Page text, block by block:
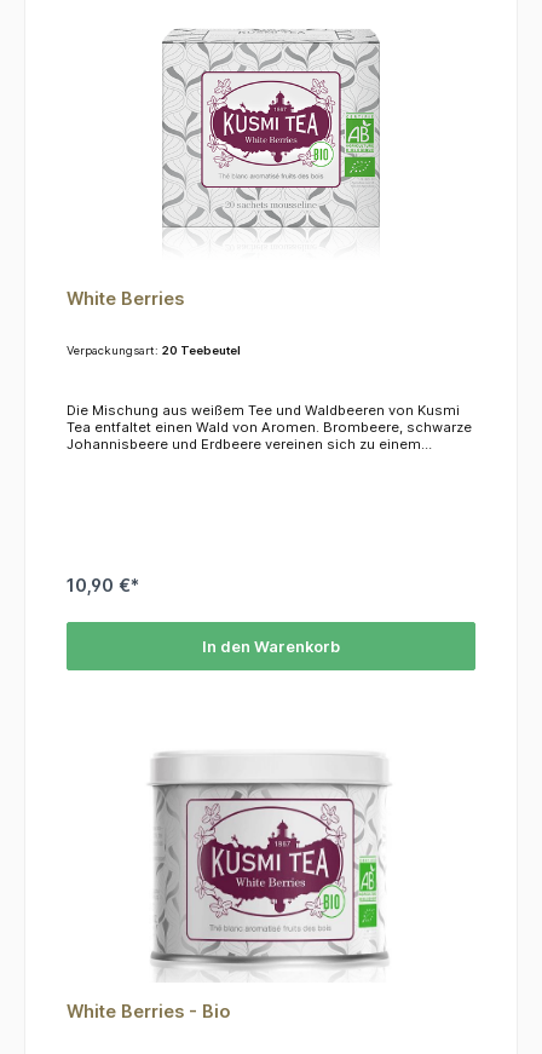
White Berries
Verpackungsart: 20 Teebeutel
Die Mischung aus weißem Tee und Waldbeeren von Kusmi
Tea entfaltet einen Wald von Aromen. Brombeere, schwarze
Johannisbeere und Erdbeere vereinen sich zu einem
10,90 €*
In den Warenkorb
White Berries - Bio